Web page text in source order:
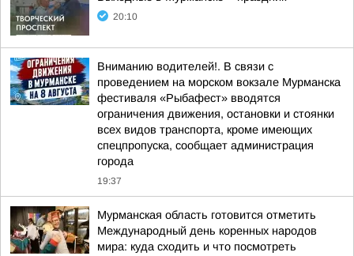
20:10
Вниманию водителей!. В связи с
проведением на морском вокзале Мурманска
фестиваля «Рыбафест» вводятся
ограничения движения, остановки и стоянки
всех видов транспорта, кроме имеющих
спецпропуска, сообщает администрация
города
19:37
Мурманская область готовится отметить
Международный день коренных народов
мира: куда сходить и что посмотреть